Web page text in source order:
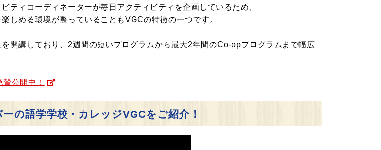
ティコーディネーターが毎日アクティビティを企画しているため、
しめる環境が整っていることもVGCの特徴の一つです。
開講しており、2週間の短いプログラムから最大2年間のCo-opプログラムまで幅広
公開中！
の語学学校・カレッジVGCをご紹介！